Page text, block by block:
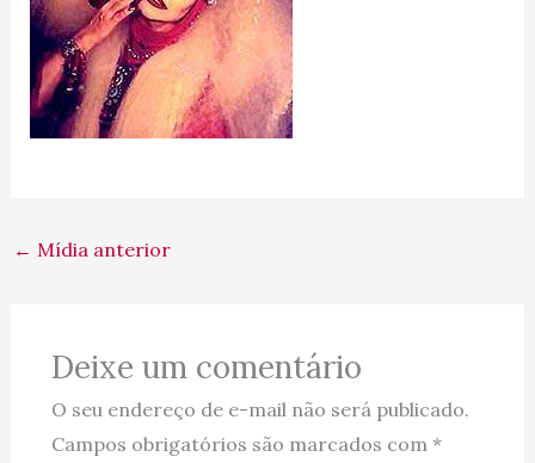
← Mídia anterior
Deixe um comentário
O seu endereço de e-mail não será publicado.
Campos obrigatórios são marcados com *